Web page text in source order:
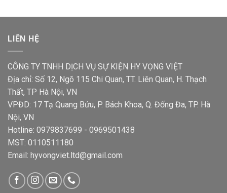
LIÊN HỆ
CÔNG TY TNHH DỊCH VỤ SỰ KIỆN HY VỌNG VIỆT
Địa chỉ: Số 12, Ngõ 115 Chi Quan, TT. Liên Quan, H. Thạch
Thất, TP Hà Nội, VN
VPĐD: 17 Tạ Quang Bửu, P. Bách Khoa, Q. Đống Đa, TP. Hà
Nội, VN
Hotline: 0979837699 - 0969501438
MST: 0110511180
Email: hyvongviet.ltd@gmail.com